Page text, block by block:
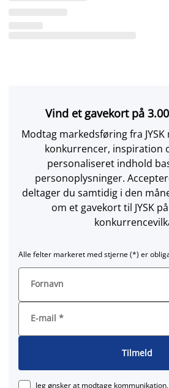
Vind et gavekort på
Modtag markedsføring fra
konkurrencer, inspiration
personaliseret indhold
personoplysninger.
deltager du samtidig i den
om et gavekort til JYSK
Alle felter markeret med stjerne (*) er
Fornavn
E-mail *
Tilmeld
Jeg ønsker at modtage